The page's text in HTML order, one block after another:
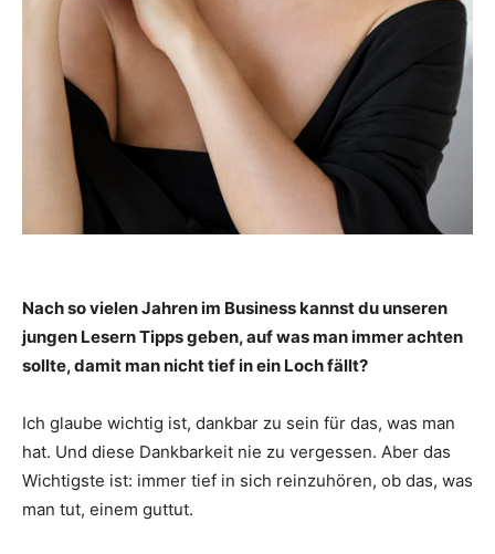
Nach so vielen Jahren im Business kannst du unseren
jungen Lesern Tipps geben, auf was man immer achten
sollte, damit man nicht tief in ein Loch fällt?
Ich glaube wichtig ist, dankbar zu sein für das, was man
hat. Und diese Dankbarkeit nie zu vergessen. Aber das
Wichtigste ist: immer tief in sich reinzuhören, ob das, was
man tut, einem guttut.